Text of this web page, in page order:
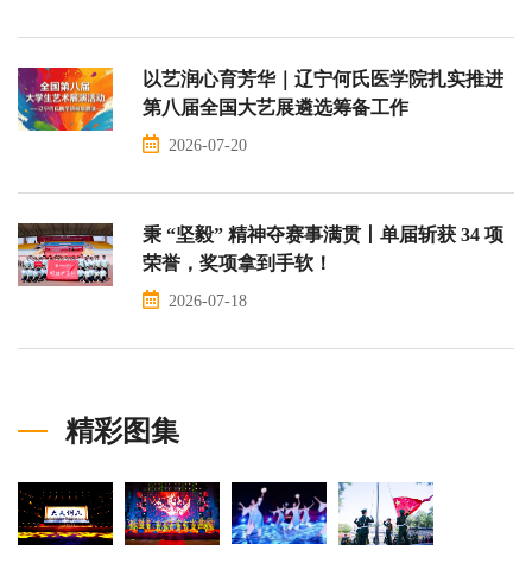
以艺润心育芳华｜辽宁何氏医学院扎实推进
第八届全国大艺展遴选筹备工作
2026-07-20
秉 “坚毅” 精神夺赛事满贯丨单届斩获 34 项
荣誉，奖项拿到手软！
2026-07-18
精彩图集